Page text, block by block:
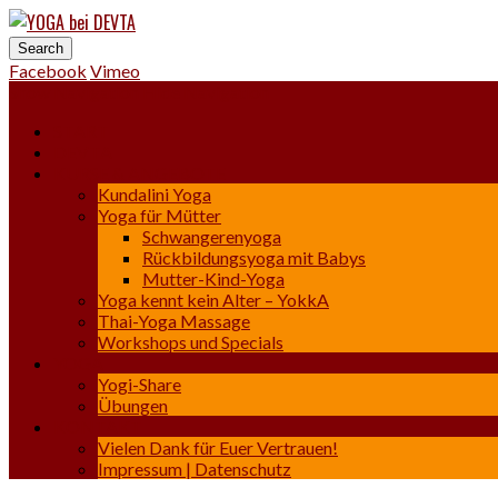
Yoga | Osteo-Thai-Massage
Facebook Vimeo
Kundalini Yoga
Yoga für Mütter
Schwangerenyoga
Rückbildungsyoga mit Babys
Mutter-Kind-Yoga
Yoga kennt kein Alter – YokkA
Thai-Yoga Massage
Workshops und Specials
Yogi-Share
Übungen
Vielen Dank für Euer Vertrauen!
Impressum | Datenschutz